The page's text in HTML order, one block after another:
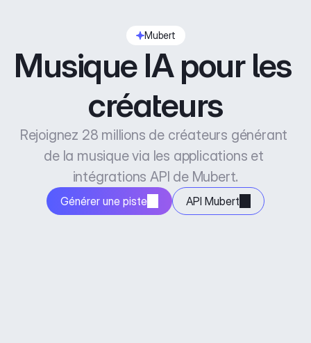
Mubert
Musique IA pour les
créateurs
Rejoignez 28 millions de créateurs générant
de la musique via les applications et
intégrations API de Mubert.
Générer une piste API Mubert